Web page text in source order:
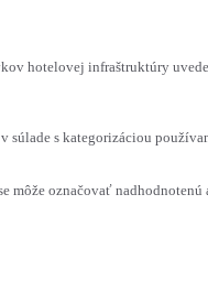
hotelovej infraštruktúry
súlade s kategorizáciou
môže označovať